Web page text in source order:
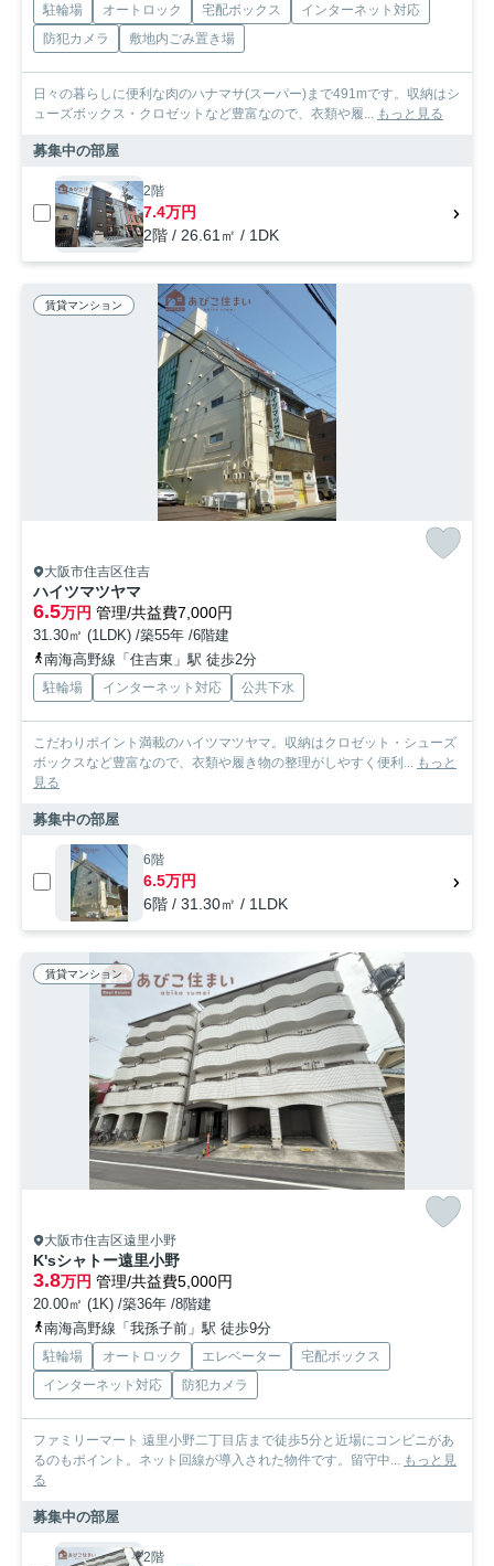
駐輪場 オートロック 宅配ボックス
インターネット対応
防犯カメラ
敷地内ごみ置き場
日々の暮らしに便利な肉のハナマサ(スーパー)まで491mです。収納はシ
ューズボックス・クロゼットなど豊富なので、衣類や履... もっと見る
募集中の部屋
2階
7.4万円
2階 / 26.61㎡ / 1DK
賃貸マンション
大阪市住吉区住吉
ハイツマツヤマ
6.5万円 管理/共益費7,000円
31.30㎡ (1LDK) /築55年 /6階建
南海高野線「住吉東」駅 徒歩2分
駐輪場 インターネット対応 公共下水
こだわりポイント満載のハイツマツヤマ。収納はクロゼット・シューズ
ボックスなど豊富なので、衣類や履き物の整理がしやすく便利... もっと
見る
募集中の部屋
6階
6.5万円
6階 / 31.30㎡ / 1LDK
賃貸マンション
大阪市住吉区遠里小野
K'sシャトー遠里小野
3.8万円 管理/共益費5,000円
20.00㎡ (1K) /築36年 /8階建
南海高野線「我孫子前」駅 徒歩9分
駐輪場 オートロック エレベーター
宅配ボックス
インターネット対応
防犯カメラ
ファミリーマート 遠里小野二丁目店まで徒歩5分と近場にコンビニがあ
るのもポイント。ネット回線が導入された物件です。留守中... もっと見
る
募集中の部屋
2階